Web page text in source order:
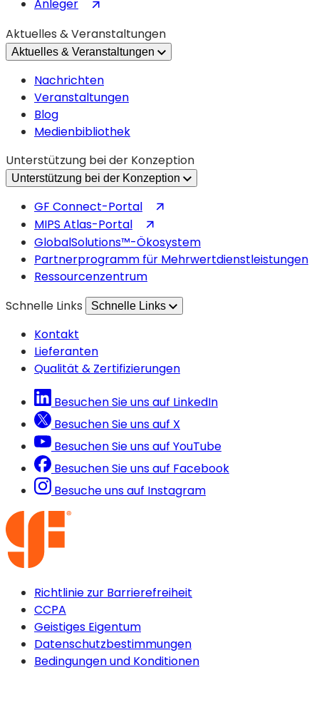
Anleger
einem
neuen
geöffnet)
Aktuelles & Veranstaltungen
Aktuelles & Veranstaltungen
Nachrichten
Veranstaltungen
Blog
Medienbibliothek
Unterstützung bei der Konzeption
Unterstützung bei der Konzeption
GF Connect-Portal
einem
neuen
MIPS Atlas-Portal
in
einem
geöffnet)
GlobalSolutions™-Ökosystem
Partnerprogramm für Mehrwertdienstleistungen
Ressourcenzentrum
Schnelle Links
Schnelle Links
Kontakt
Lieferanten
Qualität & Zertifizierungen
Besuchen Sie uns auf LinkedIn
Besuchen Sie uns auf X
Besuchen Sie uns auf YouTube
Besuchen Sie uns auf Facebook
Besuche uns auf Instagram
Richtlinie zur Barrierefreiheit
CCPA
Geistiges Eigentum
Datenschutzbestimmungen
Bedingungen und Konditionen